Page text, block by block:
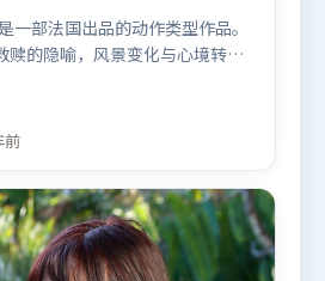
一部法国出品的动作类型作品。
赎的隐喻，风景变化与心境转折
息密度高，情绪释放与主题回
文·斯皮尔伯格执导，长泽雅
，黄政民、宋康昊等联袂出
题材的观众观看。
前